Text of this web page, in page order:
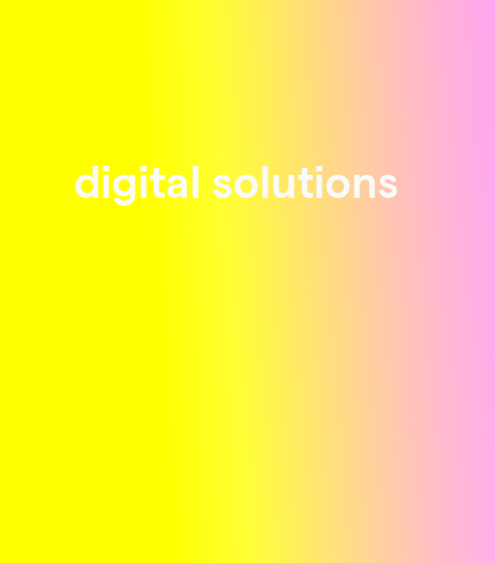
digital solutions